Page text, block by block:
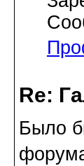
Re:
Было